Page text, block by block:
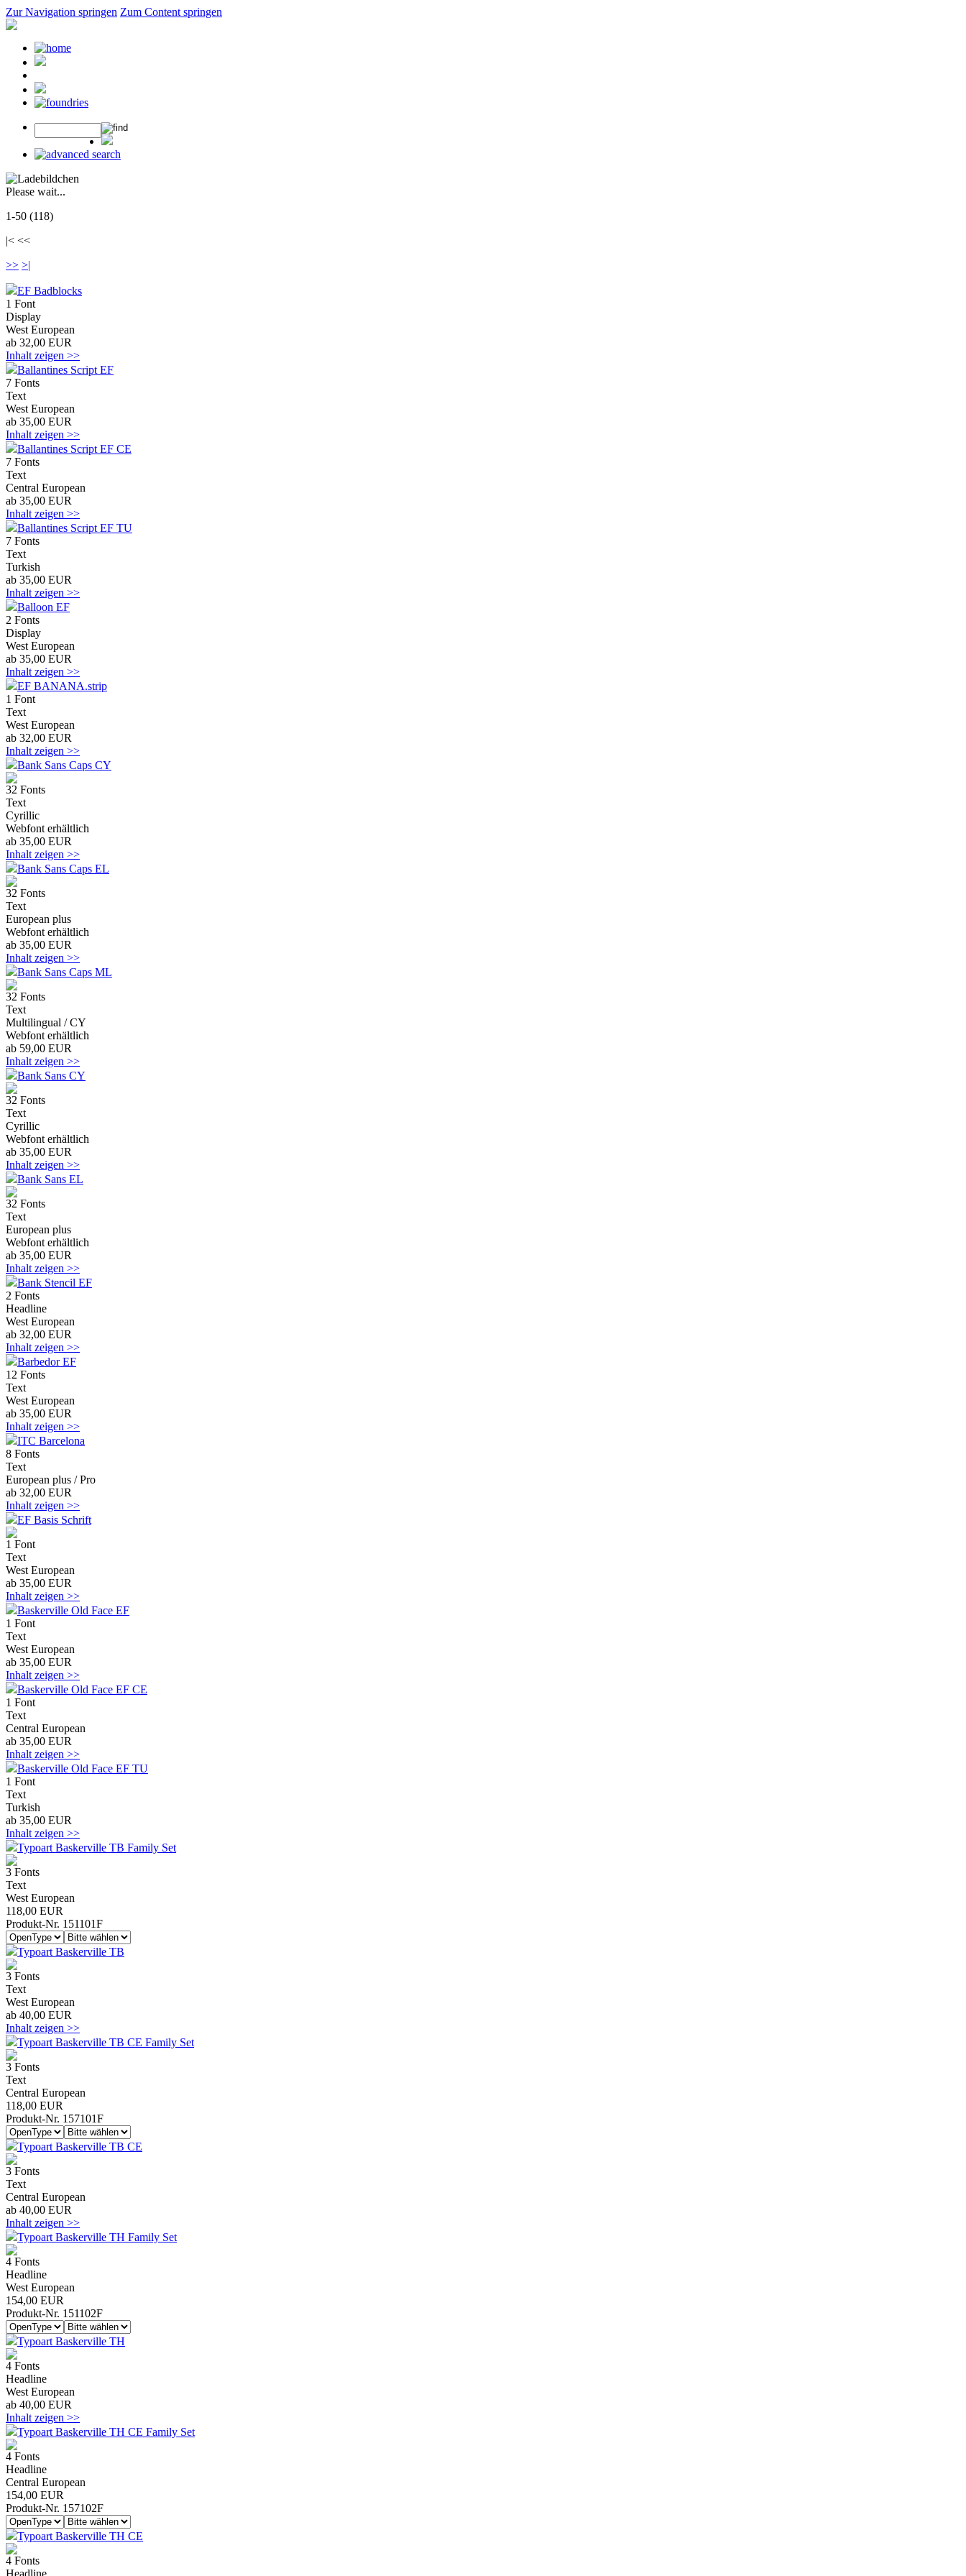
Zur Navigation springen Zum Content springen
Please wait...
1-50 (118)
|< <<
>> >|
EF Badblocks
1 Font
Display
West European
ab 32,00 EUR
Inhalt zeigen >>
Ballantines Script EF
7 Fonts
Text
West European
ab 35,00 EUR
Inhalt zeigen >>
Ballantines Script EF CE
7 Fonts
Text
Central European
ab 35,00 EUR
Inhalt zeigen >>
Ballantines Script EF TU
7 Fonts
Text
Turkish
ab 35,00 EUR
Inhalt zeigen >>
Balloon EF
2 Fonts
Display
West European
ab 35,00 EUR
Inhalt zeigen >>
EF BANANA.strip
1 Font
Text
West European
ab 32,00 EUR
Inhalt zeigen >>
Bank Sans Caps CY
32 Fonts
Text
Cyrillic
Webfont erhältlich
ab 35,00 EUR
Inhalt zeigen >>
Bank Sans Caps EL
32 Fonts
Text
European plus
Webfont erhältlich
ab 35,00 EUR
Inhalt zeigen >>
Bank Sans Caps ML
32 Fonts
Text
Multilingual / CY
Webfont erhältlich
ab 59,00 EUR
Inhalt zeigen >>
Bank Sans CY
32 Fonts
Text
Cyrillic
Webfont erhältlich
ab 35,00 EUR
Inhalt zeigen >>
Bank Sans EL
32 Fonts
Text
European plus
Webfont erhältlich
ab 35,00 EUR
Inhalt zeigen >>
Bank Stencil EF
2 Fonts
Headline
West European
ab 32,00 EUR
Inhalt zeigen >>
Barbedor EF
12 Fonts
Text
West European
ab 35,00 EUR
Inhalt zeigen >>
ITC Barcelona
8 Fonts
Text
European plus / Pro
ab 32,00 EUR
Inhalt zeigen >>
EF Basis Schrift
1 Font
Text
West European
ab 35,00 EUR
Inhalt zeigen >>
Baskerville Old Face EF
1 Font
Text
West European
ab 35,00 EUR
Inhalt zeigen >>
Baskerville Old Face EF CE
1 Font
Text
Central European
ab 35,00 EUR
Inhalt zeigen >>
Baskerville Old Face EF TU
1 Font
Text
Turkish
ab 35,00 EUR
Inhalt zeigen >>
Typoart Baskerville TB Family Set
3 Fonts
Text
West European
118,00 EUR
Produkt-Nr. 151101F
Typoart Baskerville TB
3 Fonts
Text
West European
ab 40,00 EUR
Inhalt zeigen >>
Typoart Baskerville TB CE Family Set
3 Fonts
Text
Central European
118,00 EUR
Produkt-Nr. 157101F
Typoart Baskerville TB CE
3 Fonts
Text
Central European
ab 40,00 EUR
Inhalt zeigen >>
Typoart Baskerville TH Family Set
4 Fonts
Headline
West European
154,00 EUR
Produkt-Nr. 151102F
Typoart Baskerville TH
4 Fonts
Headline
West European
ab 40,00 EUR
Inhalt zeigen >>
Typoart Baskerville TH CE Family Set
4 Fonts
Headline
Central European
154,00 EUR
Produkt-Nr. 157102F
Typoart Baskerville TH CE
4 Fonts
Headline